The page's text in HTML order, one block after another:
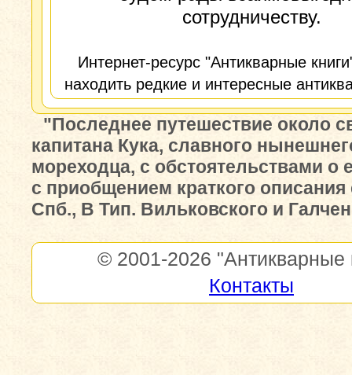
сотрудничеству.
Интернет-ресурс "Антикварные
находить редкие и интересные
"Последнее путешествие около
капитана Кука, славного
мореходца, с обстоятельствами о
с приобщением краткого описания
Спб., В Тип. Вильковского и
© 2001-2026 "Антикварные
Контакты